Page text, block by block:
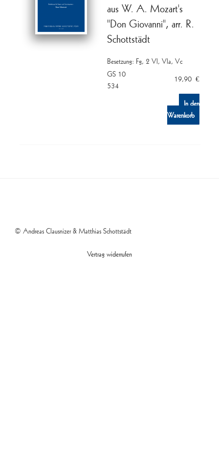
aus W. A. Mozart's
"Don Giovanni", arr. R.
Schottstädt
Besetzung: Fg, 2 Vl, Vla, Vc
GS 10
534
19,90 €
In den
Warenkorb
© Andreas Clausnizer & Matthias Schottstädt
Vertrag widerrufen